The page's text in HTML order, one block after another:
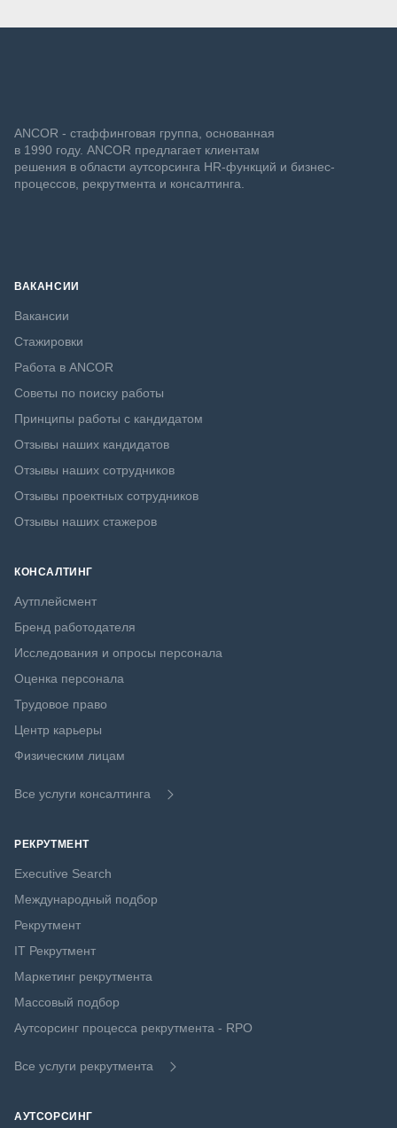
ANCOR - стаффинговая группа, основанная
в 1990 году. ANCOR предлагает клиентам
решения в области аутсорсинга HR-функций и бизнес-
процессов, рекрутмента и консалтинга.
ВАКАНСИИ
Вакансии
Стажировки
Работа в ANCOR
Советы по поиску работы
Принципы работы с кандидатом
Отзывы наших кандидатов
Отзывы наших сотрудников
Отзывы проектных сотрудников
Отзывы наших стажеров
КОНСАЛТИНГ
Аутплейсмент
Бренд работодателя
Исследования и опросы персонала
Оценка персонала
Трудовое право
Центр карьеры
Физическим лицам
Все услуги консалтинга
РЕКРУТМЕНТ
Executive Search
Международный подбор
Рекрутмент
IT Рекрутмент
Маркетинг рекрутмента
Массовый подбор
Аутсорсинг процесса рекрутмента - RPO
Все услуги рекрутмента
АУТСОРСИНГ